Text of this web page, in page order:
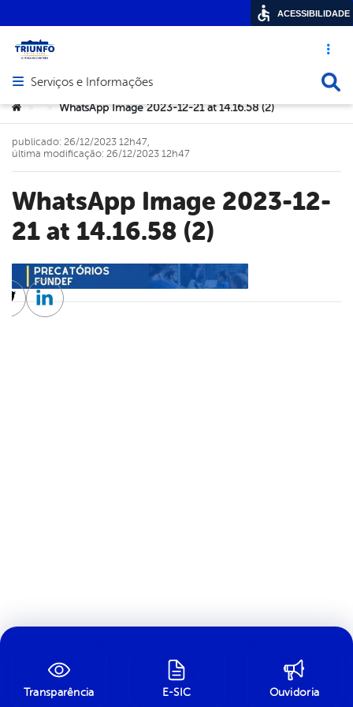
Acesso
Abrir menu principal de navegação
Serviços e Informações
Você está aqui:
> > WhatsApp Image 2023-12-21 at 14.16.58 (2)
WhatsApp Image 2023-12-
21 at 14.16.58 (2)
publicado: 26/12/2023 12h47,
última modificação: 26/12/2023 12h47
TwitterLinkedin
Transparência E-SIC Ouvidoria
ACESSIBILIDADE